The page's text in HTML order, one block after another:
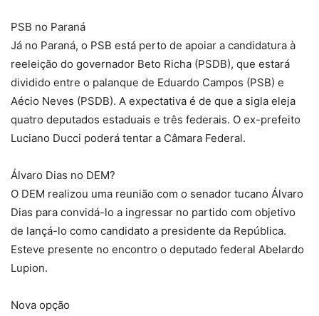
PSB no Paraná
Já no Paraná, o PSB está perto de apoiar a candidatura à
reeleição do governador Beto Richa (PSDB), que estará
dividido entre o palanque de Eduardo Campos (PSB) e
Aécio Neves (PSDB). A expectativa é de que a sigla eleja
quatro deputados estaduais e três federais. O ex-prefeito
Luciano Ducci poderá tentar a Câmara Federal.
Álvaro Dias no DEM?
O DEM realizou uma reunião com o senador tucano Álvaro
Dias para convidá-lo a ingressar no partido com objetivo
de lançá-lo como candidato a presidente da República.
Esteve presente no encontro o deputado federal Abelardo
Lupion.
Nova opção